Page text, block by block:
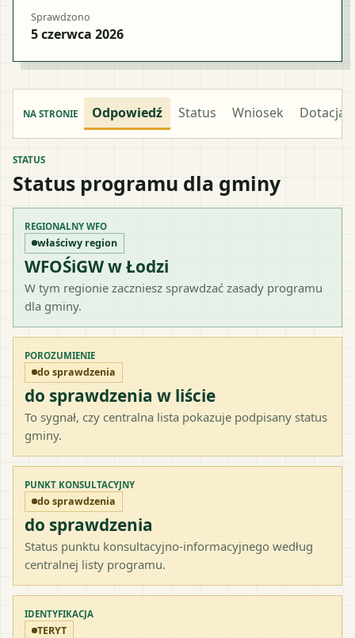
Sprawdzono
5 czerwca 2026
NA STRONIE Odpowiedź Status Wniosek Dotacja
STATUS
Status programu dla gminy
REGIONALNY WFO
właściwy region
WFOŚiGW w Łodzi
W tym regionie zaczniesz sprawdzać zasady programu
dla gminy.
POROZUMIENIE
do sprawdzenia
do sprawdzenia w liście
To sygnał, czy centralna lista pokazuje podpisany status
gminy.
PUNKT KONSULTACYJNY
do sprawdzenia
do sprawdzenia
Status punktu konsultacyjno-informacyjnego według
centralnej listy programu.
IDENTYFIKACJA
TERYT